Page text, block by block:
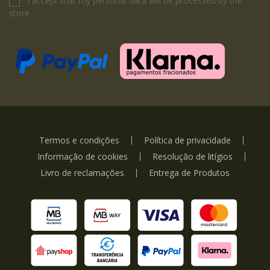
store.
Termos e condições
Política de privacidade
Informação de cookies
Resolução de litígios
Livro de reclamações
Entrega de Produtos